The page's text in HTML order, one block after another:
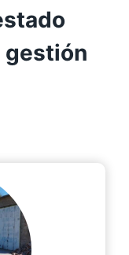
gestión